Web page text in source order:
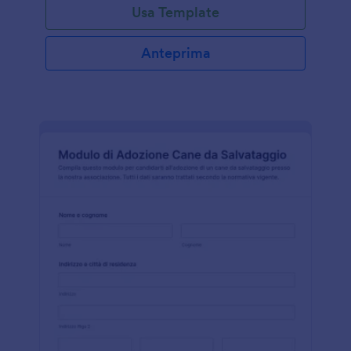
Usa Template
Anteprima